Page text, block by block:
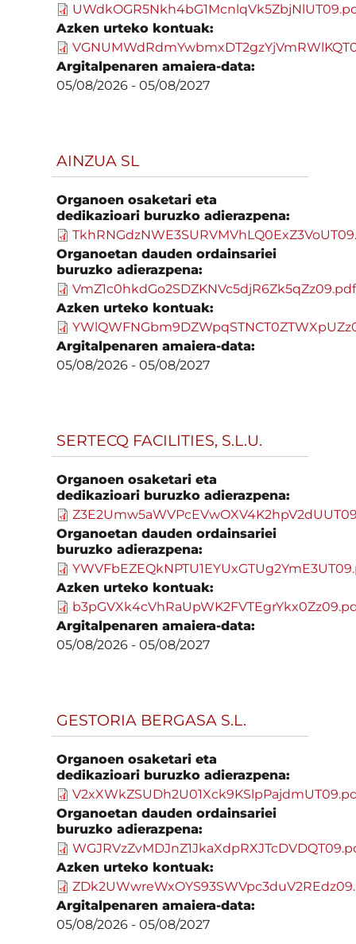
Azken urteko kontuak:
Argitalpenaren amaiera-data:
05/08/2026 -05/08/2027
AINZUA SL
Organoen osaketari eta
dedikazioari buruzko adierazpena:
Organoetan dauden ordainsariei
buruzko adierazpena:
VmZ1c0hkdGo2SDZKNVc5djR6Zk5qZz09.pdf
Azken urteko kontuak:
Argitalpenaren amaiera-data:
05/08/2026 -05/08/2027
SERTECQ FACILITIES, S.L.U.
Organoen osaketari eta
dedikazioari buruzko adierazpena:
Organoetan dauden ordainsariei
buruzko adierazpena:
Azken urteko kontuak:
Argitalpenaren amaiera-data:
05/08/2026 -05/08/2027
GESTORIA BERGASA S.L.
Organoen osaketari eta
dedikazioari buruzko adierazpena:
Organoetan dauden ordainsariei
buruzko adierazpena:
Azken urteko kontuak:
Argitalpenaren amaiera-data:
05/08/2026 -05/08/2027